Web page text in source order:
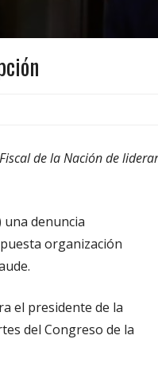
de la Nación de liderar
una denuncia
organización
el presidente de la
del Congreso de la